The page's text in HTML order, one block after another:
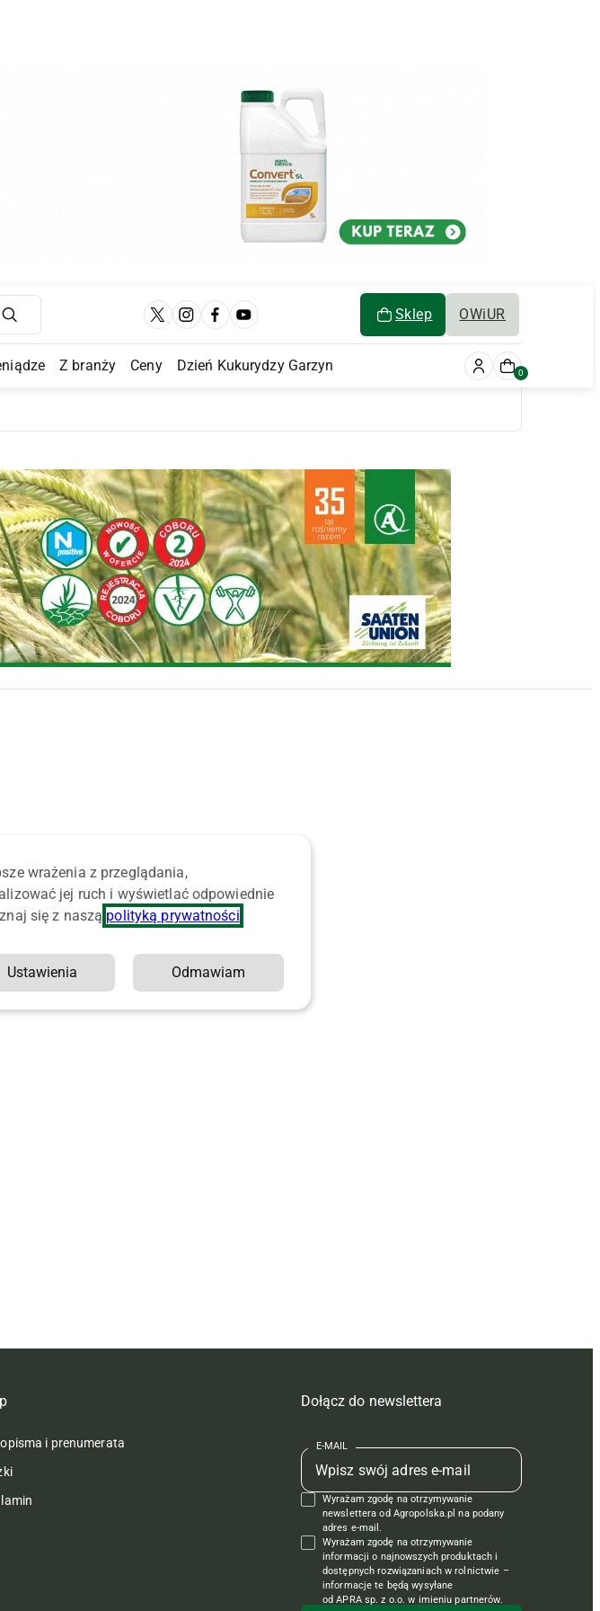
Sklep OWiUR
Z branży Ceny Dzień Kukurydzy Garzyn 0
i prenumerata
Dołącz do newslettera
E-MAIL
Wyrażam zgodę na otrzymywanie
newslettera od Agropolska.pl na podany
adres e-mail.
Wyrażam zgodę na otrzymywanie
informacji o najnowszych produktach i
dostępnych rozwiązaniach w rolnictwie –
informacje te będą wysyłane
od APRA sp. z o.o. w imieniu partnerów.
wrażenia z przeglądania,
jej ruch i wyświetlać odpowiednie
się z naszą polityką prywatności
Ustawienia Odmawiam